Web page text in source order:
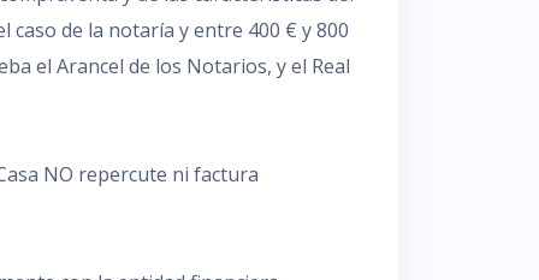
de la notaría y entre 400 € y 800
el Arancel de los Notarios, y el Real
NO repercute ni factura